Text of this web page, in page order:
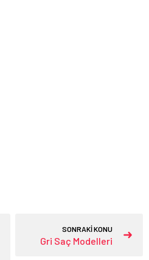
SONRAKİ KONU
Gri Saç Modelleri